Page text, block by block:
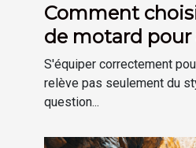
Comment
de motard pour
sécurité et
S'équiper correctement
relève pas seulement du
question...